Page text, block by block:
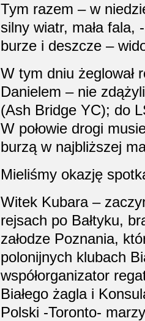
Tym razem – w
silny wiatr, mała fala,
burze i deszcze –
W tym dniu żeglował
Danielem – nie
(Ash Bridge YC); do
W połowie drogi
burzą w najbliższej
Mieliśmy okazję
Witek Kubara –
rejsach po Bałtyku,
załodze Poznania,
polonijnych klubach
współorganizator
Białego żagla i
Polski -Toronto-